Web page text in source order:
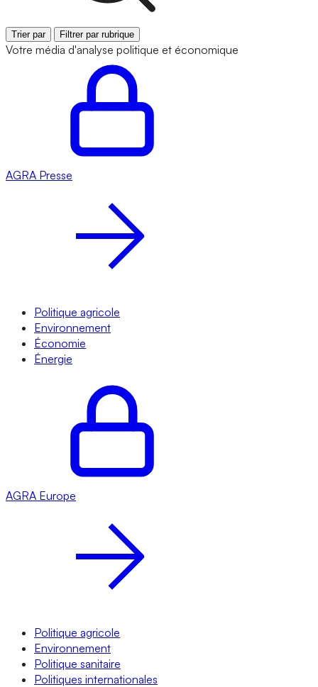
Trier par Filtrer par rubrique
Votre média d'analyse politique et économique
AGRA Presse
Politique agricole
Environnement
Économie
Énergie
AGRA Europe
Politique agricole
Environnement
Politique sanitaire
Politiques internationales